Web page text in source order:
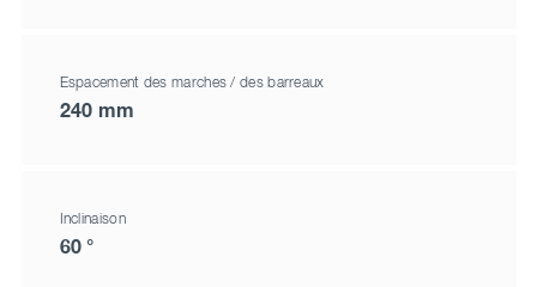
Espacement des marches / des barreaux
240 mm
Inclinaison
60 °